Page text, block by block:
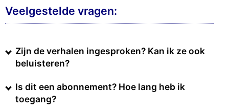
Veelgestelde vragen:
Zijn de verhalen ingesproken? Kan ik ze ook
beluisteren?
Is dit een abonnement? Hoe lang heb ik
toegang?